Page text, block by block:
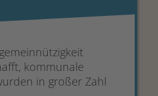
kommunale
in großer Zahl